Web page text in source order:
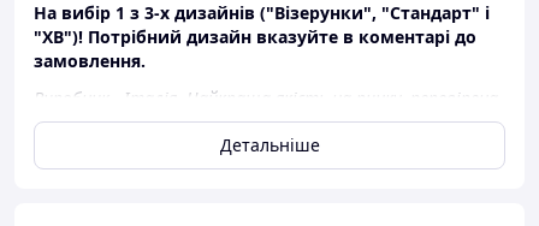
На вибір 1 з 3-х дизайнів ("Візерунки", "Стандарт" і
"ХВ")! Потрібний дизайн вказуйте в коментарі до
замовлення.
Виробник - Італія. Найкраща якість на ринку, перевірена
роками!
Діаметр дна - 1
Детальніше